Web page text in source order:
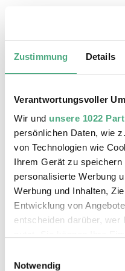
Zustimmung Details
Verantwortungsvoller
Wir und unsere 1022
persönlichen Daten, wie
von Technologien wie
Ihrem Gerät zu
personalisierte Werbung
Werbung und Inhalten,
Entwicklung von
entscheiden darüber, wer
Trigger Symbol ändern
Notwendig
ÖFFENTLICHE FÜHRUNG
Der Erzschrägaufzug
Copyright:
Das Weltkulturerbe